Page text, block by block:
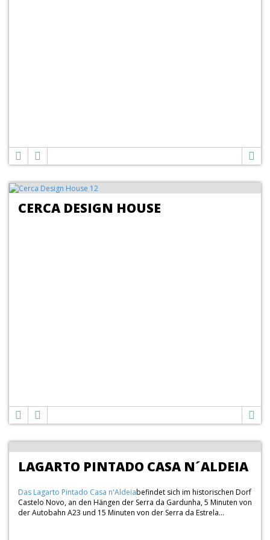
CERCA DESIGN HOUSE
LAGARTO PINTADO CASA N´ALDEIA
Das Lagarto Pintado Casa n'Aldeiabefindet sich im historischen Dorf
Castelo Novo, an den Hängen der Serra da Gardunha, 5 Minuten von
der Autobahn A23 und 15 Minuten von der Serra da Estrela...